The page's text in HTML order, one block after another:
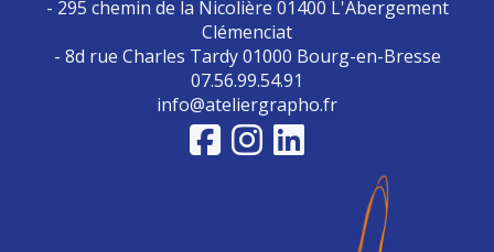
- 295 chemin de la Nicolière 01400 L'Abergement
Clémenciat
- 8d rue Charles Tardy 01000 Bourg-en-Bresse
07.56.99.54.91
info@ateliergrapho.fr